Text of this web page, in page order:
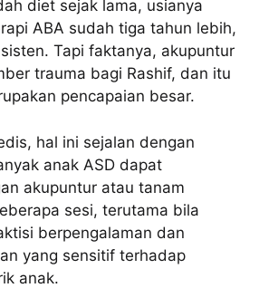
diet sejak lama, usianya
ABA sudah tiga tahun lebih,
Tapi faktanya, akupuntur
trauma bagi Rashif, dan itu
pencapaian besar.
hal ini sejalan dengan
anak ASD dapat
akupuntur atau tanam
sesi, terutama bila
berpengalaman dan
yang sensitif terhadap
anak.